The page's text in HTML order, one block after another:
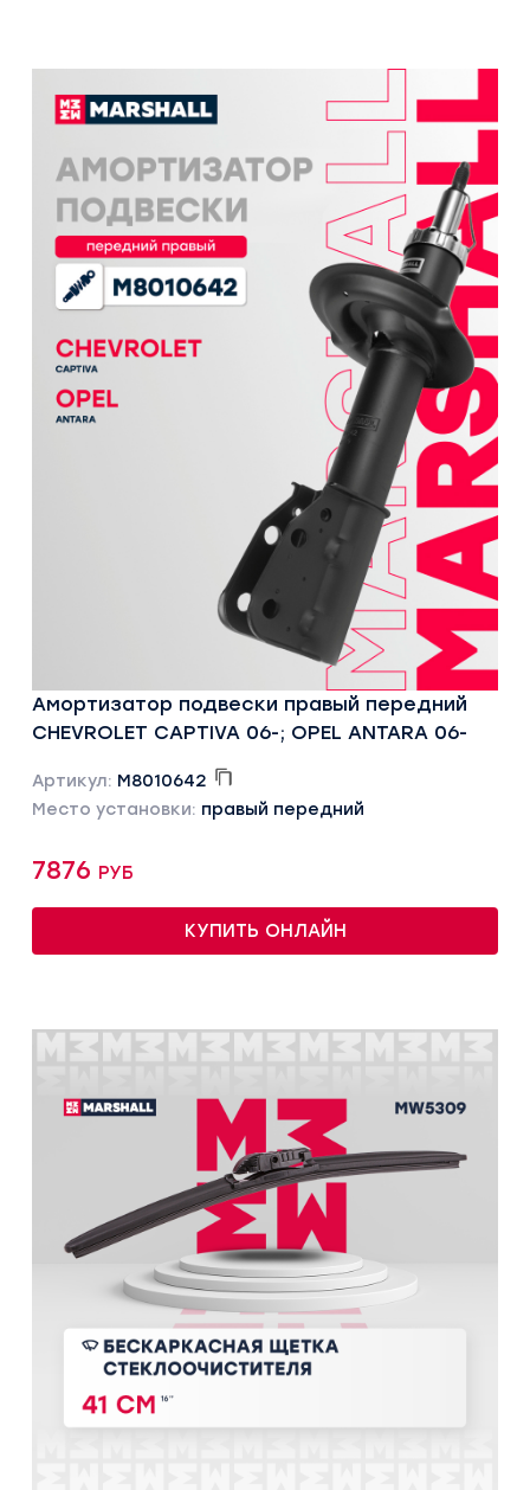
Амортизатор подвески правый передний
CHEVROLET CAPTIVA 06-; OPEL ANTARA 06-
Артикул: M8010642
Место установки: правый передний
7876 руб
КУПИТЬ ОНЛАЙН